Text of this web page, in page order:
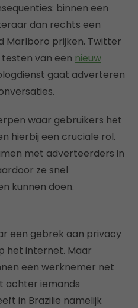
binnen een
dan rechts een
Marlboro prijken. Twitter
van een nieuw
gaat adverteren
waar gebruikers het
hierbij een cruciale rol.
met adverteerders in
ze snel
kunnen doen.
een gebrek aan privacy
het internet. Maar
een werknemer net
achter iemands
in Brazilië namelijk